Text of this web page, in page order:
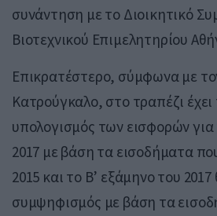
συνάντηση με το Διοικητικό
Βιοτεχνικού Επιμελητηρίου
Επικρατέστερο, σύμφωνα με
Κατρούγκαλο, στο τραπέζι έχει
υπολογισμός των εισφορών για
2017 με βάση τα εισοδήματα
2015 και το Β’ εξάμηνο του 2017
συμψηφισμός με βάση τα